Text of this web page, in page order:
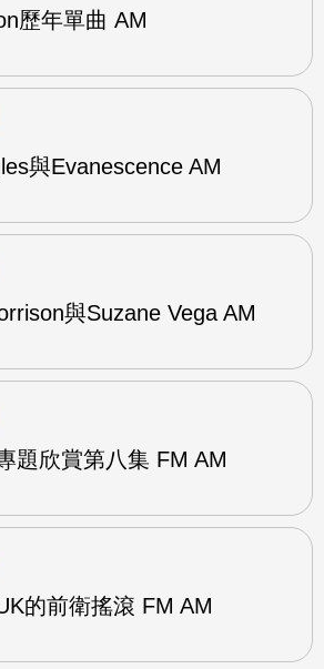
歷年單曲 AM
與Evanescence AM
與Suzane Vega AM
題欣賞第八集 FM AM
的前衛搖滾 FM AM